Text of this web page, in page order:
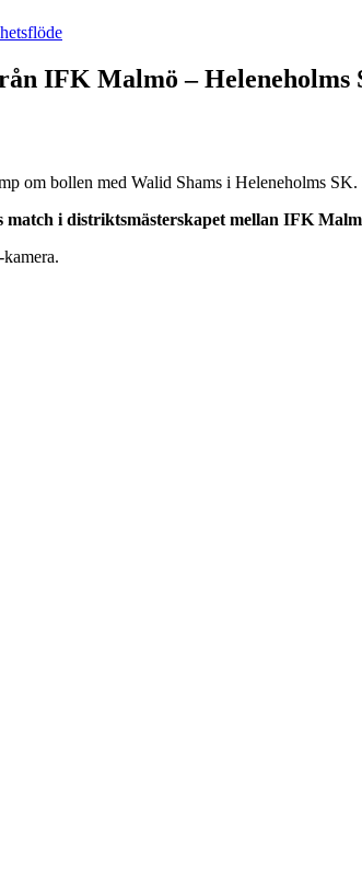
IFK Malmö – Heleneholms
om bollen med Walid Shams i Heleneholms
i distriktsmästerskapet mellan IFK